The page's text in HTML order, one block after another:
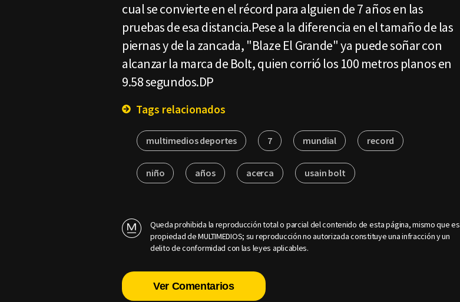
cual se convierte en el récord para alguien de 7 años en las
pruebas de esa distancia.Pese a la diferencia en el tamaño de las
piernas y de la zancada, "Blaze El Grande" ya puede soñar con
alcanzar la marca de Bolt, quien corrió los 100 metros planos en
9.58 segundos.DP
Tags relacionados
multimedios deportes 7 mundial record
niño años acerca usain bolt
Queda prohibida la reproducción total o parcial del contenido de esta página, mismo que es
propiedad de MULTIMEDIOS; su reproducción no autorizada constituye una infracción y un
delito de conformidad con las leyes aplicables.
Ver Comentarios